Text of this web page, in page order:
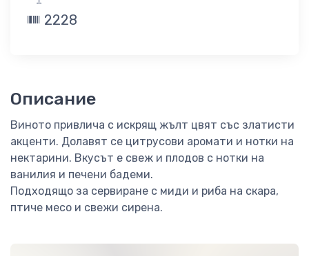
2228
Описание
Виното привлича с искрящ жълт цвят със златисти
акценти. Долавят се цитрусови аромати и нотки на
нектарини. Вкусът е свеж и плодов с нотки на
ванилия и печени бадеми.
Подходящо за сервиране с миди и риба на скара,
птиче месо и свежи сирена.